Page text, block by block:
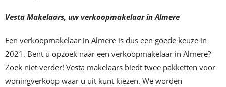
Vesta Makelaars, uw verkoopmakelaar in Almere
Een verkoopmakelaar in Almere is dus een goede keuze in
2021. Bent u opzoek naar een verkoopmakelaar in Almere?
Zoek niet verder! Vesta makelaars biedt twee pakketten voor
woningverkoop waar u uit kunt kiezen. We worden